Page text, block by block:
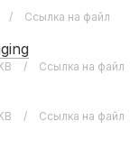
/ Ссылка на файл
/ Ссылка на файл
/ Ссылка на файл